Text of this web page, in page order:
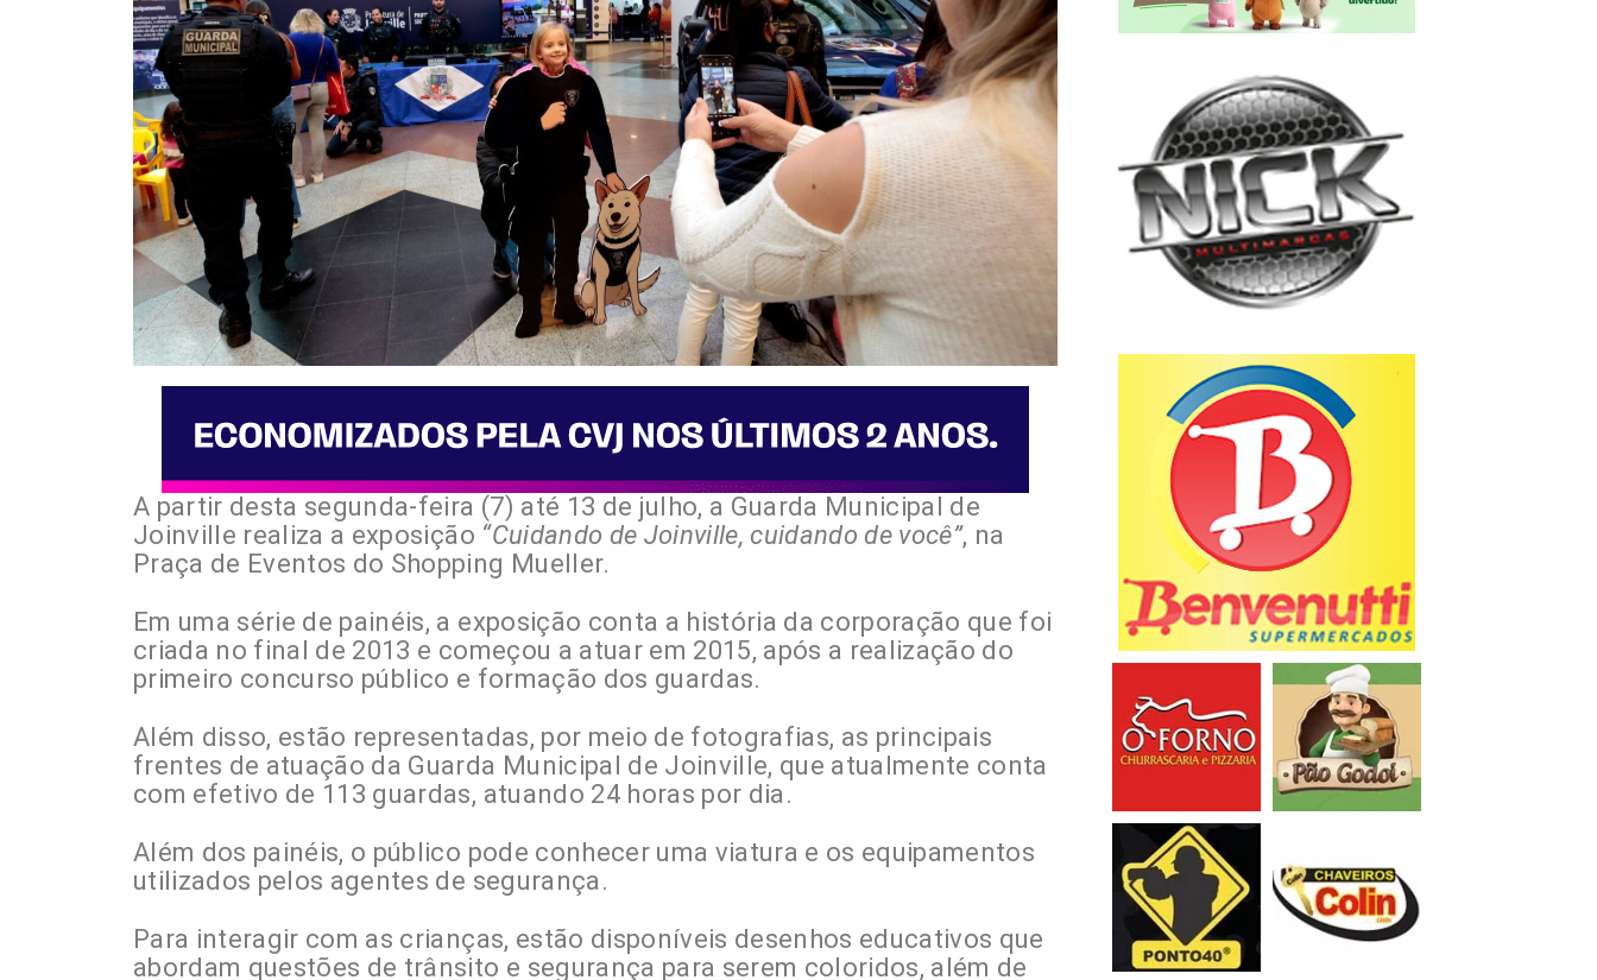
A partir desta segunda-feira (7) até 13 de julho, a Guarda Municipal de
Joinville realiza a exposição “Cuidando de Joinville, cuidando de você”, na
Praça de Eventos do Shopping Mueller.
Em uma série de painéis, a exposição conta a história da corporação que foi
criada no final de 2013 e começou a atuar em 2015, após a realização do
primeiro concurso público e formação dos guardas.
Além disso, estão representadas, por meio de fotografias, as principais
frentes de atuação da Guarda Municipal de Joinville, que atualmente conta
com efetivo de 113 guardas, atuando 24 horas por dia.
Além dos painéis, o público pode conhecer uma viatura e os equipamentos
utilizados pelos agentes de segurança.
Para interagir com as crianças, estão disponíveis desenhos educativos que
abordam questões de trânsito e segurança para serem coloridos, além de